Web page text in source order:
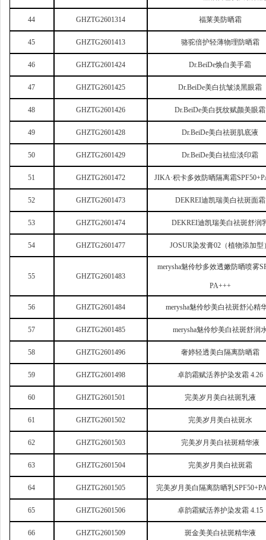
44 GHZTG2601314 福莱美防晒霜
45 GHZTG2601413 骆驼倍护轻薄物理防晒霜
46 GHZTG2601424 Dr.BeiDe焕白美手霜
47 GHZTG2601425 Dr.BeiDe美白抗皱淡黑眼霜
48 GHZTG2601426 Dr.BeiDe美白抚纹赋颜美眼霜
49 GHZTG2601428 Dr.BeiDe美白祛斑肌底液
50 GHZTG2601429 Dr.BeiDe美白祛痘淡印霜
51 GHZTG2601472 JIKA·积卡多效防晒隔离霜
52 GHZTG2601473 DEKREI迪凯瑞美白祛斑面霜
53 GHZTG2601474 DEKREI迪凯瑞美白祛斑舒润
54 GHZTG2601477 JOSUR染发膏02（植物添加型
55 GHZTG2601483
merysha魅伶纱多效透嫩防晒喷雾
PA+++
56 GHZTG2601484 merysha魅伶纱美白祛斑舒沁精
57 GHZTG2601485 merysha魅伶纱美白祛斑舒润
58 GHZTG2601496 奢婷轻透美白隔离防晒霜
59 GHZTG2601498 卓韵霜赋活养护染发霜 4.26
60 GHZTG2601501 完美岁月美白祛斑乳液
61 GHZTG2601502 完美岁月美白祛斑水
62 GHZTG2601503 完美岁月美白祛斑精华液
63 GHZTG2601504 完美岁月美白祛斑霜
64 GHZTG2601505 完美岁月美白隔离防晒乳
65 GHZTG2601506 卓韵霜赋活养护染发霜 4.15
66 GHZTG2601509 斑金美美白祛斑精华液